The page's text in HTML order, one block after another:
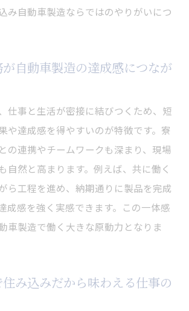
み自動車製造ならではのやりがいにつ
自動車製造の達成感につなが
仕事と生活が密接に結びつくため、短
や達成感を得やすいのが特徴です。寮
の連携やチームワークも深まり、現場
自然と高まります。例えば、共に働く
ら工程を進め、納期通りに製品を完成
成感を強く実感できます。この一体感
車製造で働く大きな原動力となりま
み込みだから味わえる仕事の